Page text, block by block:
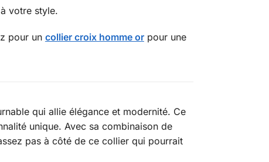
votre style.
pour un collier croix homme orpour une
qui allie élégance et modernité. Ce
unique. Avec sa combinaison de
pas à côté de ce collier qui pourrait